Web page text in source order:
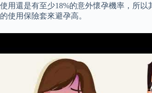
使用還是有至少18%的意外懷孕機率，所以
的使用保險套來避孕高。